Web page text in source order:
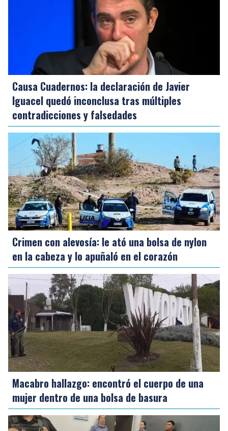
Causa Cuadernos: la declaración de Javier
Iguacel quedó inconclusa tras múltiples
contradicciones y falsedades
Crimen con alevosía: le ató una bolsa de nylon
en la cabeza y lo apuñaló en el corazón
Macabro hallazgo: encontró el cuerpo de una
mujer dentro de una bolsa de basura